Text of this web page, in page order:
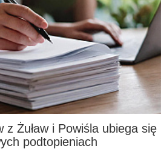
z Żuław i Powiśla ubiega się
podtopieniach